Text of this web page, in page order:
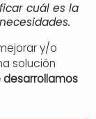
cuál es la
y/o
solución
desarrollamos